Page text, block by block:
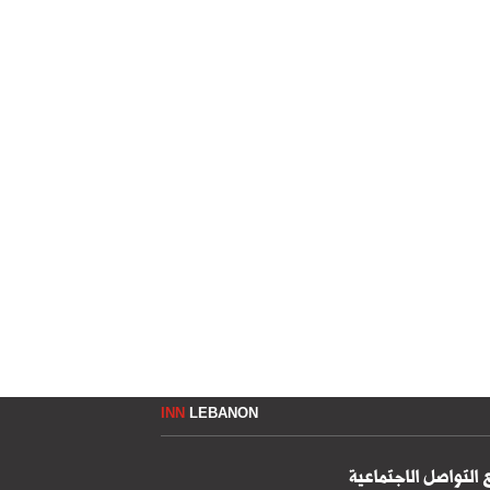
INN LEBANON
التواصل الاجتماعية